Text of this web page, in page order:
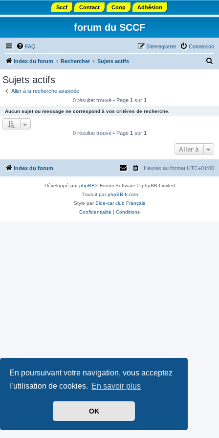
En poursuivant votre navigation, vous acceptez
l’utilisation de cookies. En savoir plus
OK
Sccf Contact Coop Adhésion
forum du SCCF
FAQ Connexion
S’enregistrer
Index du forum Rechercher Sujets actifs
e
r
Sujets actifs
Aller à la recherche avancée
0 résultat trouvé • Page 1 sur 1
Aucun sujet ou message ne correspond à vos critères de recherche.
0 résultat trouvé • Page 1 sur 1
Aller à
Index du forum Heures au format UTC+01:00
Développé parphpBB® Forum Software © phpBB Limited
Traduit parphpBB-fr.com
Style parSide-car club Français
Confidentialité | Conditions